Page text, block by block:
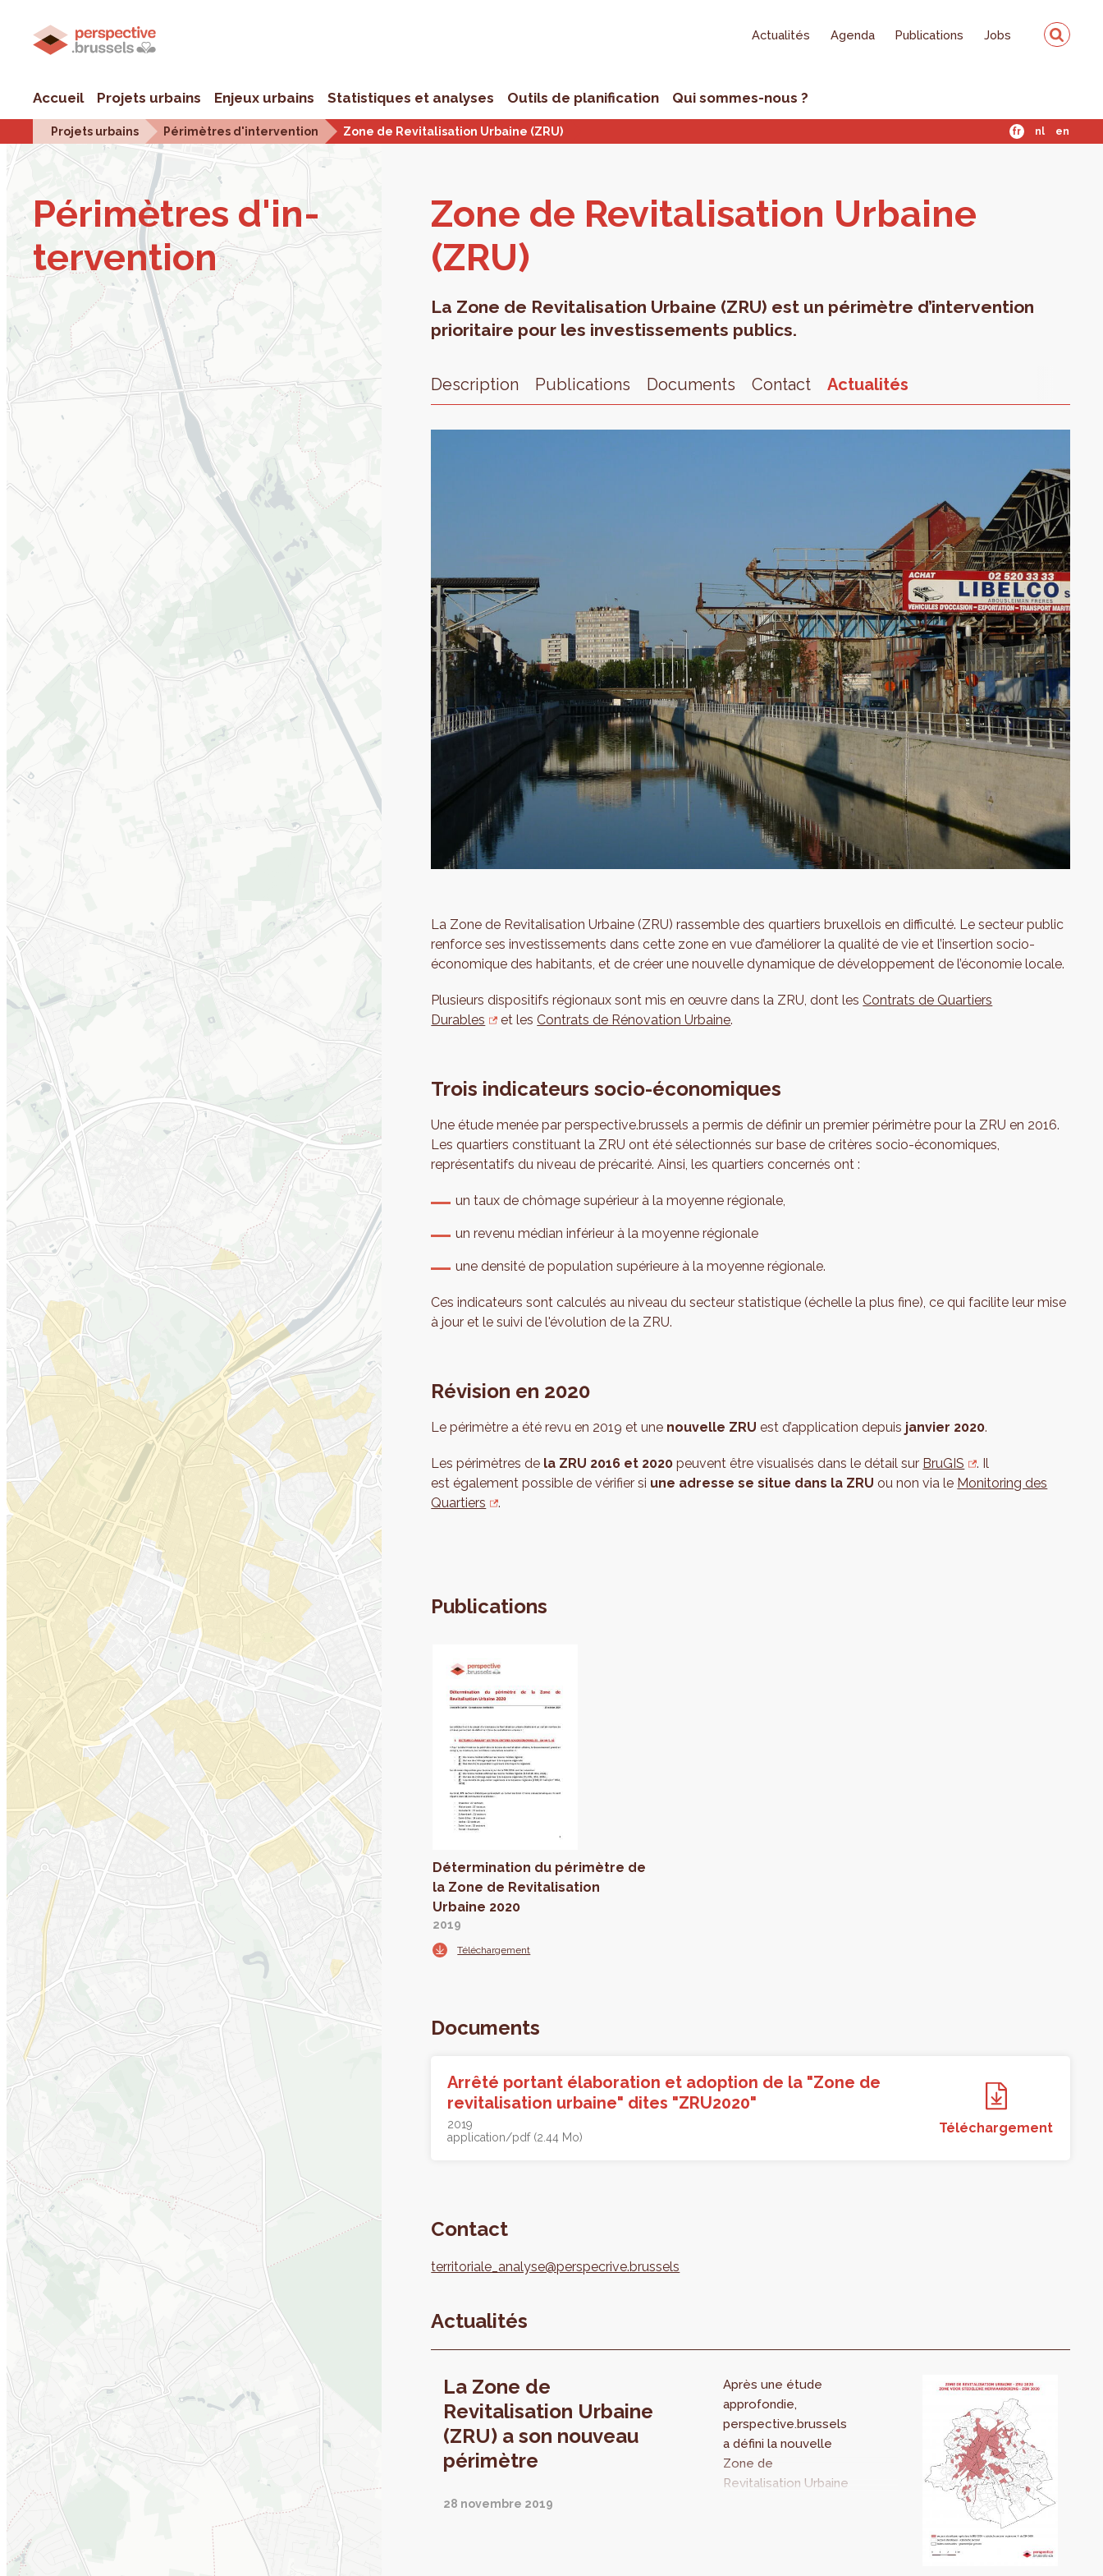
Actualités Agenda Publications Jobs
Accueil Projets urbains Enjeux urbains Statistiques et analyses Outils de planification Qui sommes-nous ?
Projets urbains Périmètres d'intervention Zone de Revitalisation Urbaine (ZRU) fr nl en
Péri­mètres d'in­
ter­ven­tion
Zone de Revi­ta­li­sa­tion Urbaine
(ZRU)
La Zone de Revitalisation Urbaine (ZRU) est un périmètre d’intervention
prioritaire pour les investissements publics.
Description Publications Documents Contact Actualités
La Zone de Revitalisation Urbaine (ZRU) rassemble des quartiers bruxellois en difficulté. Le secteur public
renforce ses investissements dans cette zone en vue d’améliorer la qualité de vie et l’insertion socio-
économique des habitants, et de créer une nouvelle dynamique de développement de l’économie locale.
Plusieurs dispositifs régionaux sont mis en œuvre dans la ZRU, dont lesContrats de Quartiers
Durables
et lesContrats de Rénovation Urbaine.
Trois indicateurs socio-économiques
Une étude menée par perspective.brussels a permis de définir un premier périmètre pour la ZRU en 2016.
Les quartiers constituant la ZRU ont été sélectionnés sur base de critères socio-économiques,
représentatifs du niveau de précarité. Ainsi, les quartiers concernés ont :
un taux de chômage supérieur à la moyenne régionale,
un revenu médian inférieur à la moyenne régionale
une densité de population supérieure à la moyenne régionale.
Ces indicateurs sont calculés au niveau du secteur statistique (échelle la plus fine), ce qui facilite leur mise
à jour et le suivi de l'évolution de la ZRU.
Révision en 2020
Le périmètre a été revu en 2019 et une nouvelle ZRU est d’application depuis janvier 2020.
Les périmètres de la ZRU 2016 et 2020peuvent être visualisés dans le détail sur BruGIS
. Il
est également possible de vérifier si une adresse se situe dans la ZRU ou non via le Monitoring des
Quartiers
.
Publications
Détermination du périmètre de
la Zone de Revitalisation
Urbaine 2020
2019
Téléchargement
Documents
Arrêté portant élaboration et adoption de la "Zone de
revitalisation urbaine" dites "ZRU2020"
2019
application/pdf (2.44 Mo)
Téléchargement
Contact
territoriale_analyse@perspecrive.brussels
Actualités
La Zone de
Revitalisation Urbaine
(ZRU) a son nouveau
périmètre
28 novembre 2019
Après une étude
approfondie,
perspective.brussels
a défini la nouvelle
Zone de
Revitalisation Urbaine